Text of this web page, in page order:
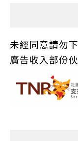
未經同意請勿
廣告收入部份